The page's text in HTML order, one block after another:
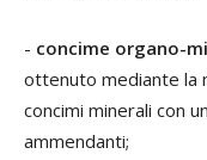
- concime organo-
ottenuto mediante la
concimi minerali con
ammendanti;